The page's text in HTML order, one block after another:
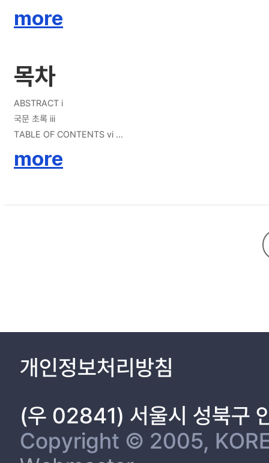
연구가 필요한 실정이다. 그러나 기존 연구들은 TLS기반 데이터를 바
PCD with pipe centerline로 구성된 알고리즘을 개발하였다. 알고리즘
CloudCompare와 Open 3D, Rhinoceros 3D 프로그램을 사용하였다.
에서의 현장 적용성을 파악하기 위해 사례연구에 사용한 데이터는 4개
가장 높은 값과 가장 낮은 값이 나타났으며, A와 B구역의 F1 score를
score는 모두 94% 이상을 기록하여 개발된 알고리즘이 실제 건축물 내
more
목차
ABSTRACT i
국문 초록 iii
TABLE OF CONTENTS vi
LIST OF FIGURES ix
3.1 Outline 14
3.2.2 Normal estimating with downsampling 17
3.2.3 Selecting bottom of pipe (BOP) PCD 20
3.2.4 Calculating 3D coordinates of points on the pipe
more
개인정보처리방침
(우 02841) 서울시 성북구
Copyright © 2005,